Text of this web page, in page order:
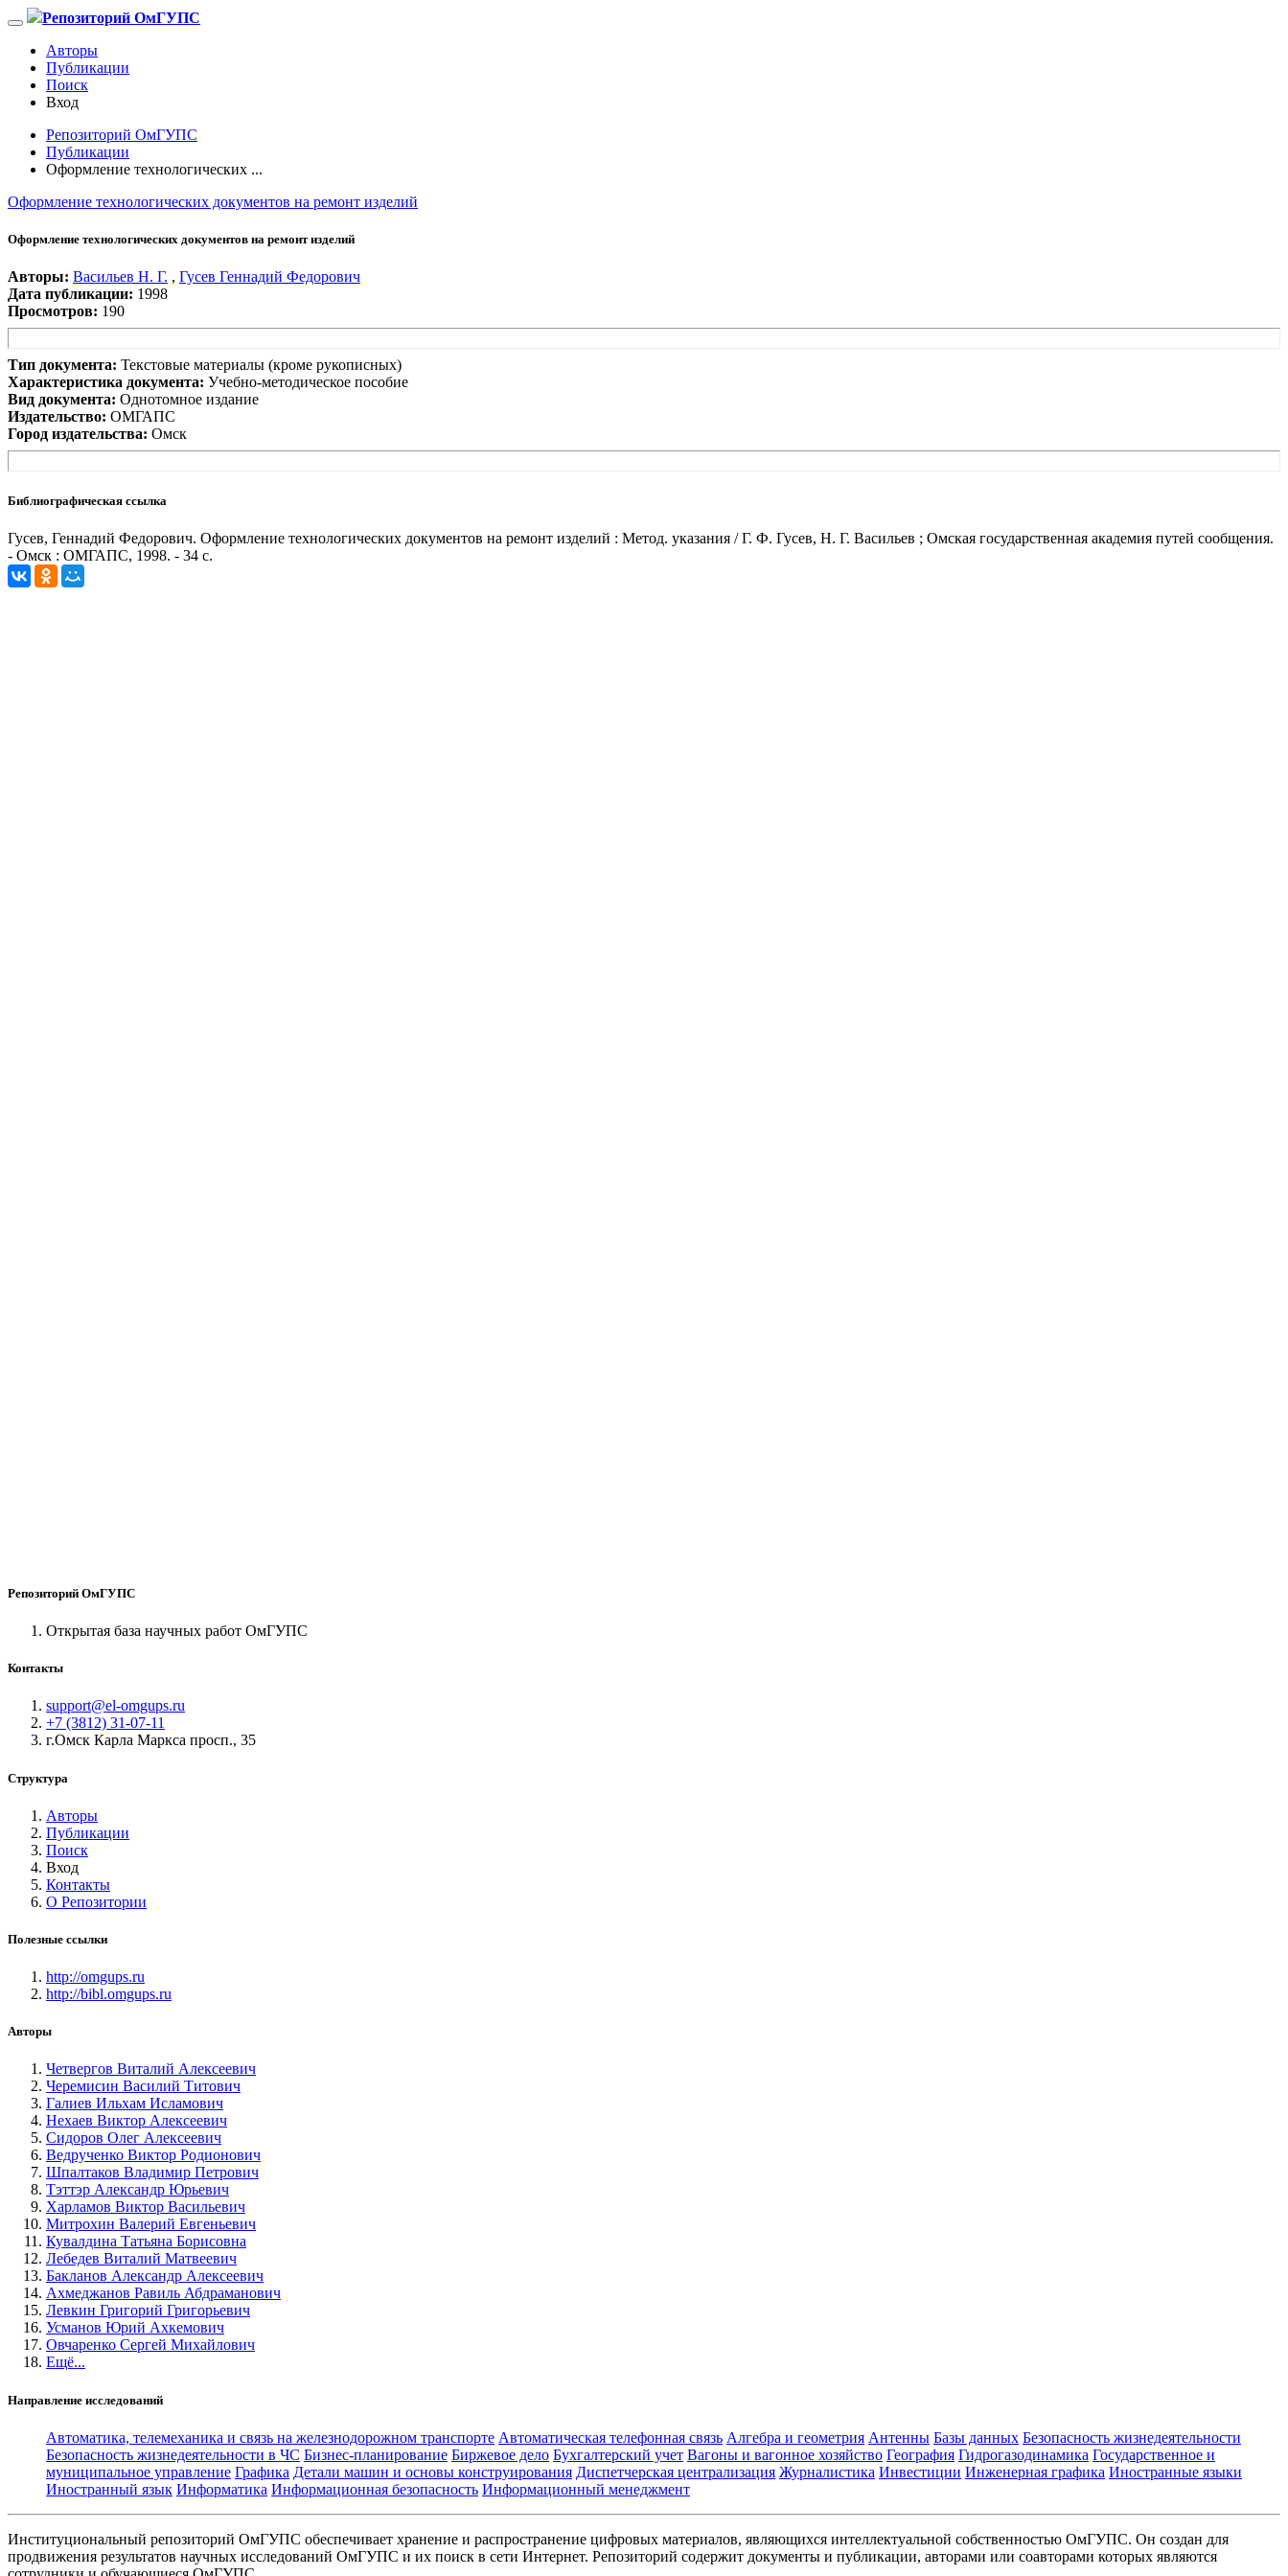
Репозиторий ОмГУПС
Авторы
Публикации
Поиск
Вход
Репозиторий ОмГУПС
Публикации
Оформление технологических ...
Оформление технологических документов на ремонт изделий
Оформление технологических документов на ремонт изделий
Авторы: Васильев Н. Г. , Гусев Геннадий Федорович
Дата публикации: 1998
Просмотров: 190
Тип документа: Текстовые материалы (кроме рукописных)
Характеристика документа: Учебно-методическое пособие
Вид документа: Однотомное издание
Издательство: ОМГАПС
Город издательства: Омск
Библиографическая ссылка
Гусев, Геннадий Федорович. Оформление технологических документов на ремонт изделий : Метод. указания / Г. Ф. Гусев, Н. Г. Васильев ; Омская государственная академия путей сообщения.
- Омск : ОМГАПС, 1998. - 34 с.
Репозиторий ОмГУПС
Открытая база научных работ ОмГУПС
Контакты
support@el-omgups.ru
+7 (3812) 31-07-11
г.Омск Карла Маркса просп., 35
Структура
Авторы
Публикации
Поиск
Вход
Контакты
О Репозитории
Полезные ссылки
http://omgups.ru
http://bibl.omgups.ru
Авторы
Четвергов Виталий Алексеевич
Черемисин Василий Титович
Галиев Ильхам Исламович
Нехаев Виктор Алексеевич
Сидоров Олег Алексеевич
Ведрученко Виктор Родионович
Шпалтаков Владимир Петрович
Тэттэр Александр Юрьевич
Харламов Виктор Васильевич
Митрохин Валерий Евгеньевич
Кувалдина Татьяна Борисовна
Лебедев Виталий Матвеевич
Бакланов Александр Алексеевич
Ахмеджанов Равиль Абдраманович
Левкин Григорий Григорьевич
Усманов Юрий Ахкемович
Овчаренко Сергей Михайлович
Ещё...
Направление исследований
Автоматика, телемеханика и связь на железнодорожном транспорте Автоматическая телефонная связь Алгебра и геометрия Антенны Базы данных Безопасность жизнедеятельности
Безопасность жизнедеятельности в ЧС Бизнес-планирование Биржевое дело Бухгалтерский учет Вагоны и вагонное хозяйство География Гидрогазодинамика Государственное и
муниципальное управление Графика Детали машин и основы конструирования Диспетчерская централизация Журналистика Инвестиции Инженерная графика Иностранные языки
Иностранный язык Информатика Информационная безопасность Информационный менеджмент
Институциональный репозиторий ОмГУПС обеспечивает хранение и распространение цифровых материалов, являющихся интеллектуальной собственностью ОмГУПС. Он создан для
продвижения результатов научных исследований ОмГУПС и их поиск в сети Интернет. Репозиторий содержит документы и публикации, авторами или соавторами которых являются